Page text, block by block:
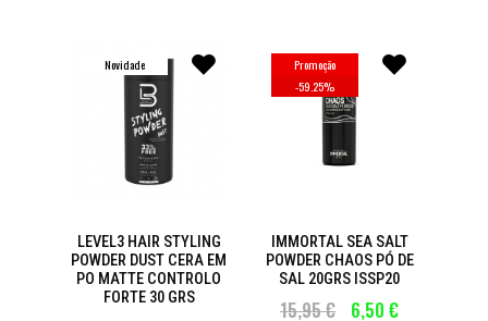
Novidade
LEVEL3 HAIR STYLING
POWDER DUST CERA EM
PO MATTE CONTROLO
FORTE 30 GRS
Promoção
-59.25%
IMMORTAL SEA SALT
POWDER CHAOS PÓ DE
SAL 20GRS ISSP20
15,95 € 6,50 €